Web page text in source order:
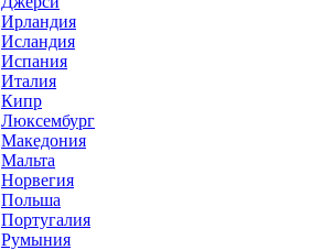
Ирландия
Исландия
Испания
Италия
Кипр
Люксембург
Македония
Мальта
Норвегия
Польша
Португалия
Румыния